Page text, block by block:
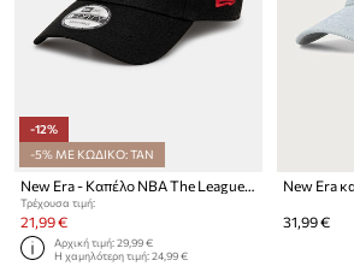
-12%
-5% ΜΕ ΚΩΔΙΚΟ: TAN
Τρέχουσα τιμή:
21,99 €
Αρχική τιμή:29,99 €
Η χαμηλότερη τιμή:24,99 €
31,99 €